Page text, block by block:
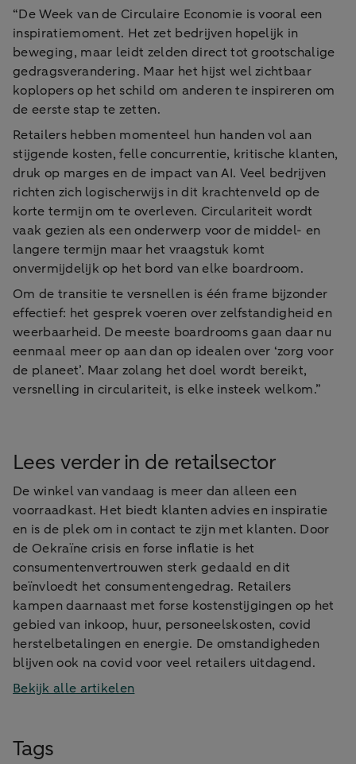
“De Week van de Circulaire Economie is vooral een
inspiratiemoment. Het zet bedrijven hopelijk in
beweging, maar leidt zelden direct tot grootschalige
gedragsverandering. Maar het hijst wel zichtbaar
koplopers op het schild om anderen te inspireren om
de eerste stap te zetten.
Retailers hebben momenteel hun handen vol aan
stijgende kosten, felle concurrentie, kritische klanten,
druk op marges en de impact van AI. Veel bedrijven
richten zich logischerwijs in dit krachtenveld op de
korte termijn om te overleven. Circulariteit wordt
vaak gezien als een onderwerp voor de middel- en
langere termijn maar het vraagstuk komt
onvermijdelijk op het bord van elke boardroom.
Om de transitie te versnellen is één frame bijzonder
effectief: het gesprek voeren over zelfstandigheid en
weerbaarheid. De meeste boardrooms gaan daar nu
eenmaal meer op aan dan op idealen over ‘zorg voor
de planeet’. Maar zolang het doel wordt bereikt,
versnelling in circulariteit, is elke insteek welkom.”
Lees verder in de retailsector
De winkel van vandaag is meer dan alleen een
voorraadkast. Het biedt klanten advies en inspiratie
en is de plek om in contact te zijn met klanten. Door
de Oekraïne crisis en forse inflatie is het
consumentenvertrouwen sterk gedaald en dit
beïnvloedt het consumentengedrag. Retailers
kampen daarnaast met forse kostenstijgingen op het
gebied van inkoop, huur, personeelskosten, covid
herstelbetalingen en energie. De omstandigheden
blijven ook na covid voor veel retailers uitdagend.
Bekijk alle artikelen
Tags